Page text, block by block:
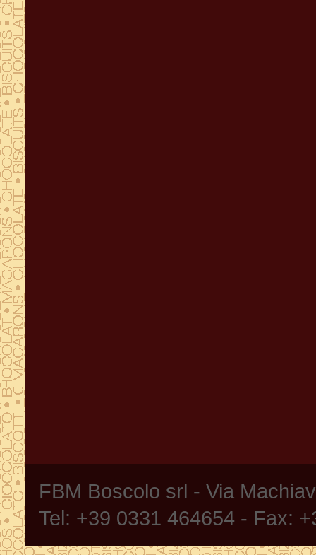
FBM Boscolo srl - Via
Tel: +39 0331 464654 - Fax: